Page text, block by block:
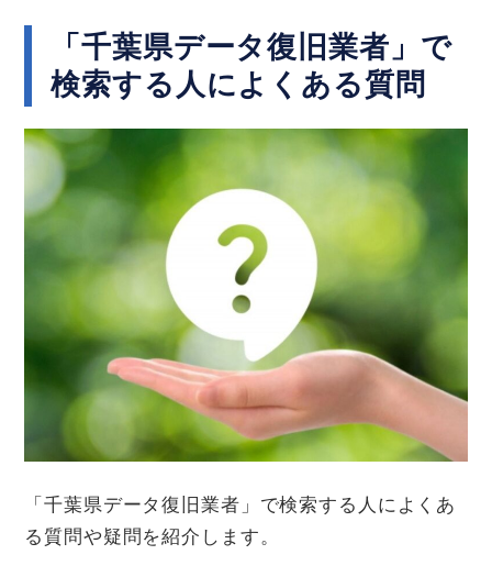
「千葉県データ復旧業者」で
検索する人によくある質問
「千葉県データ復旧業者」で検索する人によくあ
る質問や疑問を紹介します。